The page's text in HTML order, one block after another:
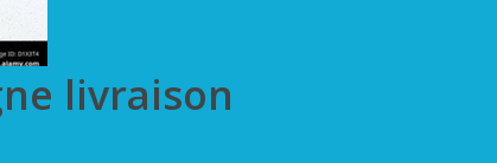
livraison